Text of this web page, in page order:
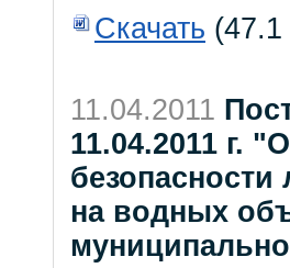
Скачать
11.04.2011
11.04.2011 г.
на водных